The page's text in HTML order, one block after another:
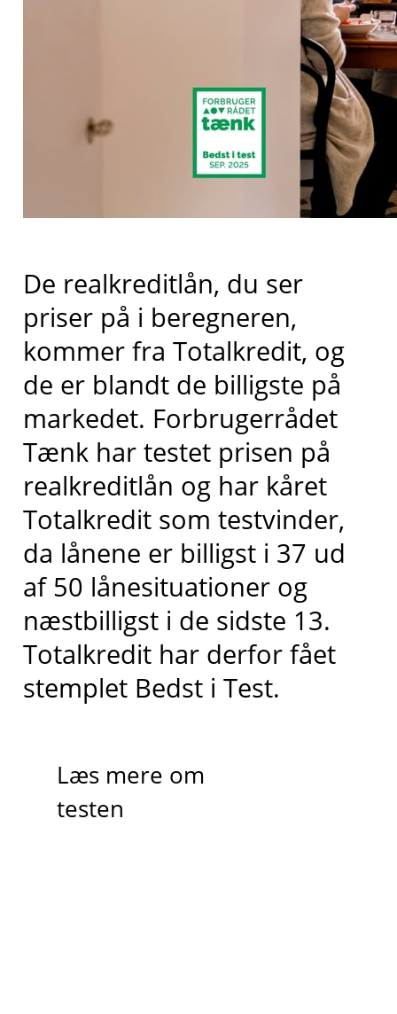
De realkreditlån, du ser
priser på i beregneren,
kommer fra Totalkredit, og
de er blandt de billigste på
markedet. Forbrugerrådet
Tænk har testet prisen på
realkreditlån og har kåret
Totalkredit som testvinder,
da lånene er billigst i 37 ud
af 50 lånesituationer og
næstbilligsti de sidste 13.
Totalkredit har derfor fået
stemplet Bedst i Test.
Læs mere om
testen